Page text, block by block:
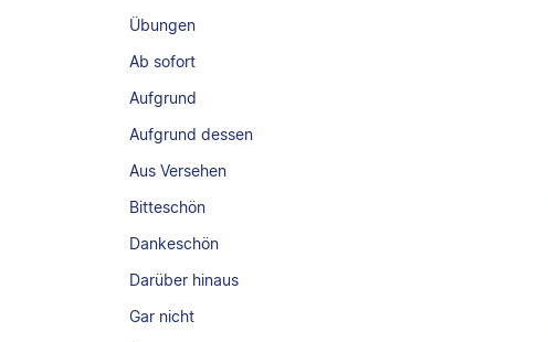
Übungen
Ab sofort
Aufgrund
Aufgrund dessen
Aus Versehen
Bitteschön
Dankeschön
Darüber hinaus
Gar nicht